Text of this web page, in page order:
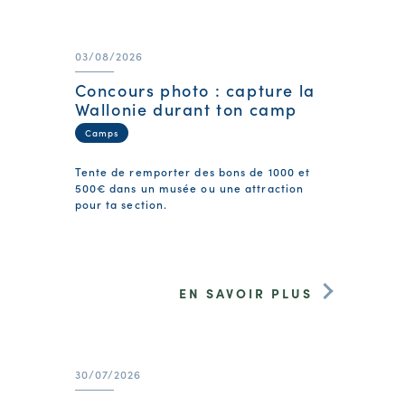
03/08/2026
Concours photo : capture la
Wallonie durant ton camp
Camps
Tente de remporter des bons de 1000 et
500€ dans un musée ou une attraction
pour ta section.
EN SAVOIR PLUS
30/07/2026